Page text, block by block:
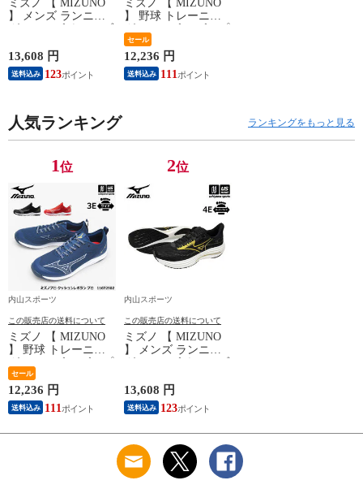
ミズノ 【 MIZUNO
】 メンズ ランニン
年春夏新色 【
J1GC2504 陸上 WAVE
RIDER ウェーブライ
ワイド 幅広 4E 男性
】【翌日配達対象】
13,608 円
送料込み 123
ミズノ 【 MIZUNO
】 野球 トレーニン
ロ クッションレボラ
ン プロ 2026年継続
モデル 【 11GT2502
トレシュー 練習 ト
セール
12,236 円
送料込み 111
人気ランキング ランキングをもっと見る
1位
内山スポーツ
この販売店の送料について
ミズノ 【 MIZUNO
】 野球 トレーニン
ロ クッションレボラ
ン プロ 2026年継続
モデル 【 11GT2502
トレシュー 練習 ト
セール
12,236 円
送料込み 111
2位
内山スポーツ
この販売店の送料について
ミズノ 【 MIZUNO
】 メンズ ランニン
年春夏新色 【
J1GC2504 陸上 WAVE
RIDER ウェーブライ
ワイド 幅広 4E 男性
】【翌日配達対象】
[自社]
13,608 円
送料込み 123